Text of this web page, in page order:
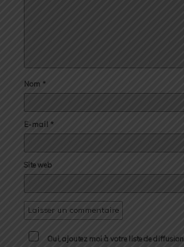
Nom *
E-mail *
Site web
Oui, ajoutez moi à votre liste de diffusion.